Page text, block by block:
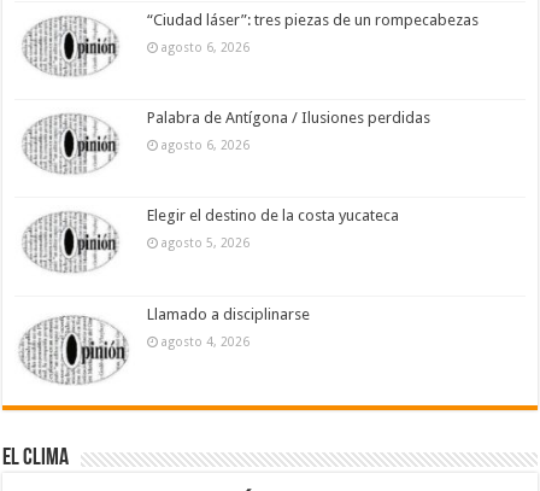
“Ciudad láser”: tres piezas de un rompecabezas
agosto 6, 2026
Palabra de Antígona / Ilusiones perdidas
agosto 6, 2026
Elegir el destino de la costa yucateca
agosto 5, 2026
Llamado a disciplinarse
agosto 4, 2026
El Clima